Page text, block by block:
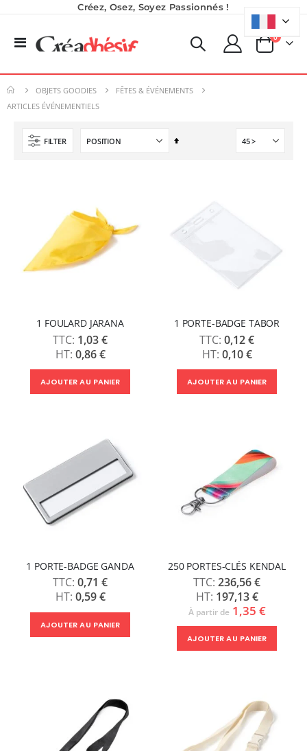
Créez, Osez, Soyez Passionnés !
Basculer
Panier
0produits
OBJETS GOODIES
FÊTES & ÉVÉNEMENTS
ARTICLES ÉVÉNEMENTIELS
FILTER
Par
1 FOULARD JARANA
1,03 €
0,86 €
AJOUTER AU PANIER
1 PORTE-BADGE TABOR
0,12 €
0,10 €
AJOUTER AU PANIER
1 PORTE-BADGE GANDA
0,71 €
0,59 €
AJOUTER AU PANIER
250 PORTES-CLÉS KENDAL
236,56 €
197,13 €
À partir de 1,35 €
AJOUTER AU PANIER
9,90 €
À partir de
9,50 €
7,92 €
À partir de